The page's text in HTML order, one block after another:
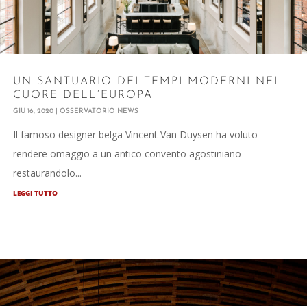
UN SANTUARIO DEI TEMPI MODERNI NEL
CUORE DELL’EUROPA
GIU 16, 2020 OSSERVATORIO NEWS
Il famoso designer belga Vincent Van Duysen ha voluto
rendere omaggio a un antico convento agostiniano
restaurandolo...
LEGGI TUTTO